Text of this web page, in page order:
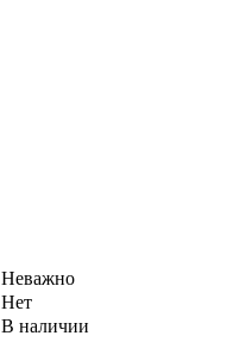
Неважно
Нет
В наличии